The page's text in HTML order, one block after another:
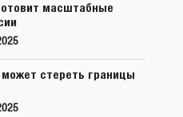
масштабные
стереть границы